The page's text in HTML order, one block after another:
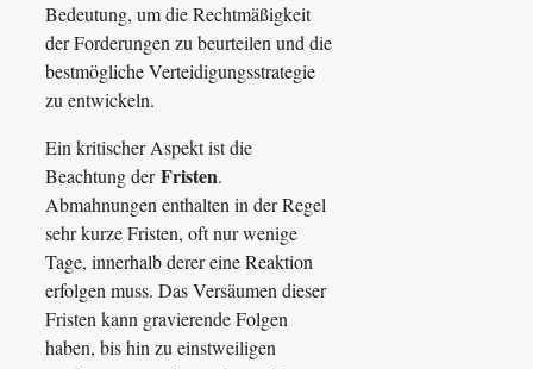
Bedeutung, um die Rechtmäßigkeit
der Forderungen zu beurteilen und die
bestmögliche Verteidigungsstrategie
zu entwickeln.
Ein kritischer Aspekt ist die
Beachtung derFristen.
Abmahnungen enthalten in der Regel
sehr kurze Fristen, oft nur wenige
Tage, innerhalb derer eine Reaktion
erfolgen muss. Das Versäumen dieser
Fristen kann gravierende Folgen
haben, bis hin zu einstweiligen